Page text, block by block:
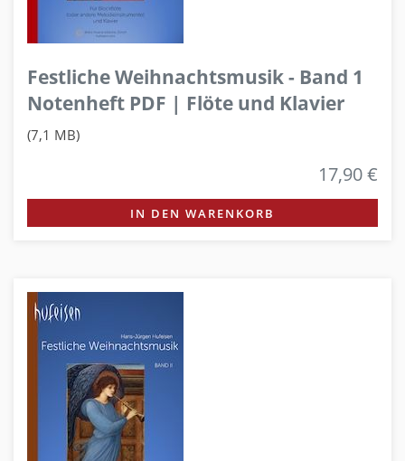
Festliche Weihnachtsmusik - Band 1
Notenheft PDF | Flöte und Klavier
(7,1 MB)
17,90 €
IN DEN WARENKORB